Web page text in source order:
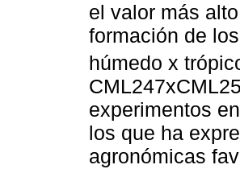
el valor más
formación de
húmedo x
experimentos
los que ha
agronómicas